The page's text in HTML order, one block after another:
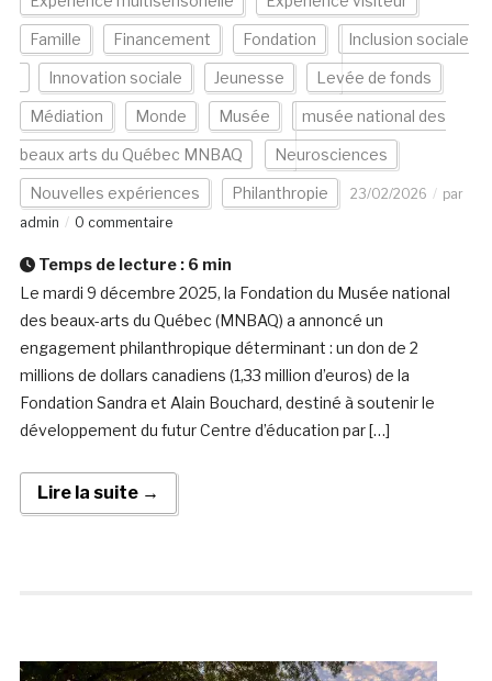
Famille Financement Fondation Inclusion sociale
Innovation sociale Jeunesse Levée de fonds
Médiation Monde Musée musée national des
beaux arts du Québec MNBAQ Neurosciences
Nouvelles expériences Philanthropie 23/02/2026
par
admin
0 commentaire
Temps de lecture : 6 min
Le mardi 9 décembre 2025, la Fondation du Musée national
des beaux-arts du Québec (MNBAQ) a annoncé un
engagement philanthropique déterminant : un don de 2
millions de dollars canadiens (1,33 million d’euros) de la
Fondation Sandra et Alain Bouchard, destiné à soutenir le
développement du futur Centre d’éducation par […]
Lire la suite →